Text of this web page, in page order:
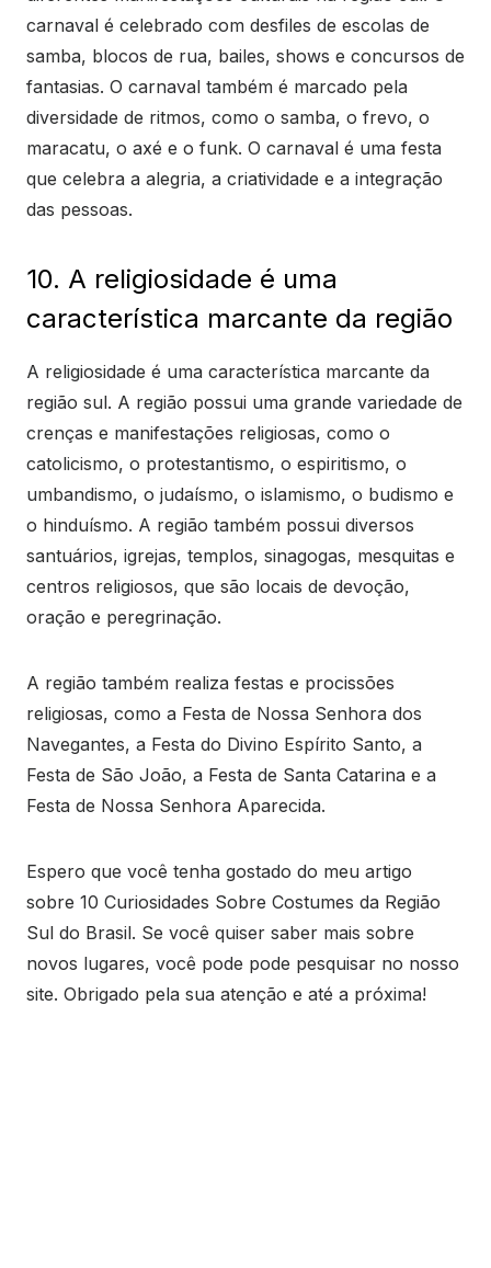
carnaval é celebrado com desfiles de escolas de
samba, blocos de rua, bailes, shows e concursos de
fantasias. O carnaval também é marcado pela
diversidade de ritmos, como o samba, o frevo, o
maracatu, o axé e o funk. O carnaval é uma festa
que celebra a alegria, a criatividade e a integração
das pessoas.
10. A religiosidade é uma
característica marcante da região
A religiosidade é uma característica marcante da
região sul. A região possui uma grande variedade de
crenças e manifestações religiosas, como o
catolicismo, o protestantismo, o espiritismo, o
umbandismo, o judaísmo, o islamismo, o budismo e
o hinduísmo. A região também possui diversos
santuários, igrejas, templos, sinagogas, mesquitas e
centros religiosos, que são locais de devoção,
oração e peregrinação.
A região também realiza festas e procissões
religiosas, como a Festa de Nossa Senhora dos
Navegantes, a Festa do Divino Espírito Santo, a
Festa de São João, a Festa de Santa Catarina e a
Festa de Nossa Senhora Aparecida.
Espero que você tenha gostado do meu artigo
sobre 10 Curiosidades Sobre Costumes da Região
Sul do Brasil. Se você quiser saber mais sobre
novos lugares, você pode pode pesquisar no nosso
site. Obrigado pela sua atenção e até a próxima!